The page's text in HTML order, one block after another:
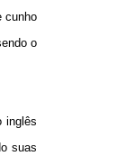
cunho
o
inglês
suas